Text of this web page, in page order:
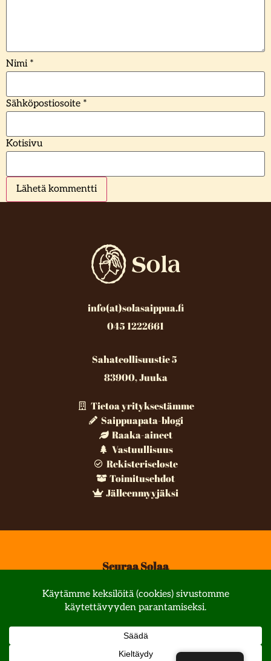
Nimi *
Sähköpostiosoite *
Kotisivu
info(at)solasaippua.fi
045 1222661
Sahateollisuustie 5
83900, Juuka
Tietoa yrityksestämme
Saippuapata-blogi
Raaka-aineet
Vastuullisuus
Rekisteriseloste
Toimitusehdot
Jälleenmyyjäksi
Seuraa Solaa
© All rights reserved